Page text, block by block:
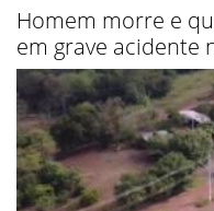
Homem morre e
em grave acidente